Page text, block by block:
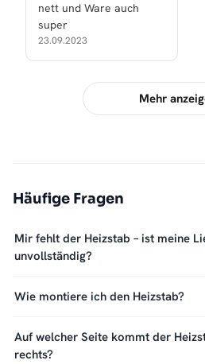
nett und Ware auch
super
23.09.2023
Mehr
Häufige Fragen
Mir fehlt der Heizstab – ist meine
unvollständig?
Wie montiere ich den Heizstab?
Auf welcher Seite kommt der
rechts?